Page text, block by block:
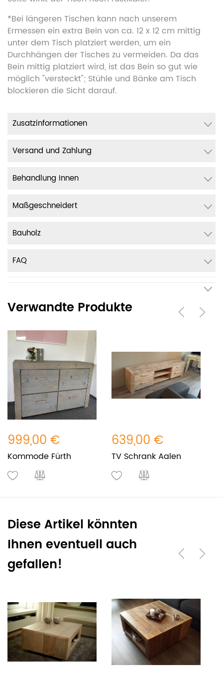
*Bei längeren Tischen kann nach unserem
Ermessen ein extra Bein von ca. 12 x 12 cm mittig
unter dem Tisch platziert werden, um ein
Durchhängen der Tisches zu vermeiden. Da das
Bein mittig platziert wird, ist das Bein so gut wie
möglich "versteckt"; Stühle und Bänke am Tisch
blockieren die Sicht darauf.
Zusatzinformationen
Versand und Zahlung
Behandlung Innen
Maßgeschneidert
Bauholz
FAQ
Verwandte Produkte
999,00 €
Kommode Fürth
639,00 €
TV Schrank Aalen
Diese Artikel könnten
Ihnen eventuell auch
gefallen!